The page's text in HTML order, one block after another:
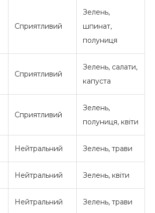
Сприятливий
Зелень,
шпинат,
полуниця
Сприятливий
Зелень, салати,
капуста
Сприятливий
Зелень,
полуниця, квіти
Нейтральний Зелень, трави
Нейтральний Зелень, квіти
Нейтральний Зелень, трави